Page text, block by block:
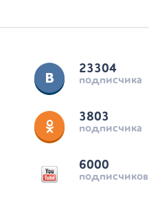
23304
подписчика
3803
подписчика
6000
подписчиков